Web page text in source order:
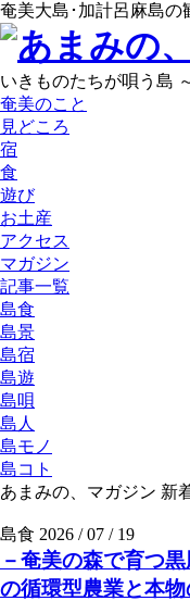
奄美大島･加計呂麻島の
いきものたちが唄う島
奄美のこと
見どころ
宿
食
遊び
お土産
アクセス
マガジン
記事一覧
島食
島景
島宿
島遊
島唄
島人
島モノ
島コト
あまみの、マガジン 新
島食 2026 / 07 / 19
－奄美の森で育つ
の循環型農業と本